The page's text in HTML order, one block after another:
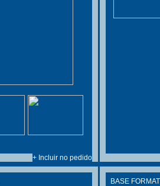
+ Incluir no pedido
BASE